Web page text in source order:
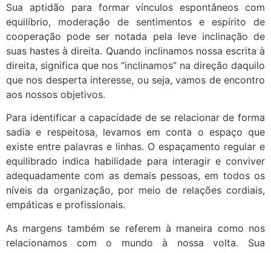
Sua aptidão para formar vínculos espontâneos com
equilíbrio, moderação de sentimentos e espírito de
cooperação pode ser notada pela leve inclinação de
suas hastes à direita. Quando inclinamos nossa escrita à
direita, significa que nos “inclinamos” na direção daquilo
que nos desperta interesse, ou seja, vamos de encontro
aos nossos objetivos.
Para identificar a capacidade de se relacionar de forma
sadia e respeitosa, levamos em conta o espaço que
existe entre palavras e linhas. O espaçamento regular e
equilibrado indica habilidade para interagir e conviver
adequadamente com as demais pessoas, em todos os
níveis da organização, por meio de relações cordiais,
empáticas e profissionais.
As margens também se referem à maneira como nos
relacionamos com o mundo à nossa volta. Sua